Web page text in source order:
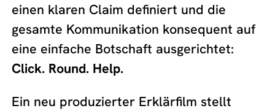
einen klaren Claim definiert und die
gesamte Kommunikation konsequent auf
eine einfache Botschaft ausgerichtet:
Click. Round. Help.
Ein neu produzierter Erklärfilm stellt